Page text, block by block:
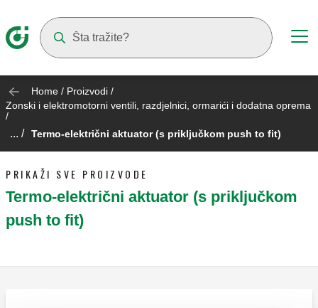
Home / Proizvodi /
Zonski i elektromotorni ventili, razdjelnici, ormarići i dodatna oprema
/
... / Termo-električni aktuator (s priključkom push to fit)
PRIKAŽI SVE PROIZVODE
Termo-električni aktuator (s priključkom
push to fit)